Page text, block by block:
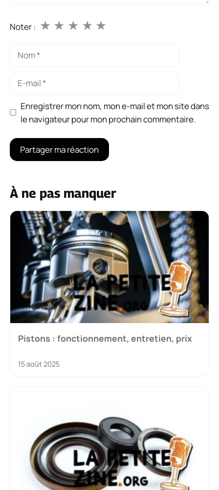
Noter : ★
★
★
★
★
Nom
Enregistrer mon nom, mon e-mail et mon site dans
le navigateur pour mon prochain commentaire.
À ne pas manquer
Pistons : fonctionnement, entretien, prix
15 août 2025